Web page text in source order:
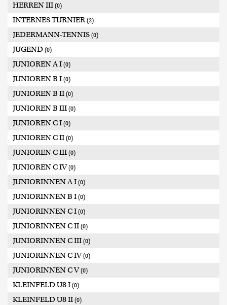
HERREN III (0)
INTERNES TURNIER (2)
JEDERMANN-TENNIS (0)
JUGEND (0)
JUNIOREN A I (0)
JUNIOREN B I (0)
JUNIOREN B II (0)
JUNIOREN B III (0)
JUNIOREN C I (0)
JUNIOREN C II (0)
JUNIOREN C III (0)
JUNIOREN C IV(0)
JUNIORINNEN A I (0)
JUNIORINNEN B I (0)
JUNIORINNEN C I (0)
JUNIORINNEN C II (0)
JUNIORINNEN C III (0)
JUNIORINNEN C IV(0)
JUNIORINNEN C V(0)
KLEINFELD U8 I (0)
KLEINFELD U8 II (0)